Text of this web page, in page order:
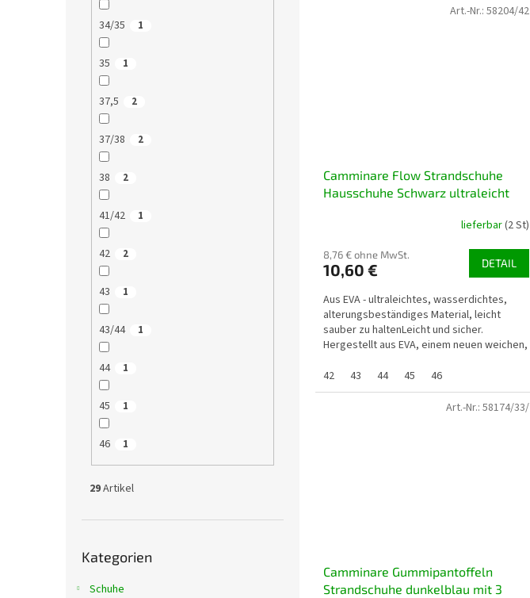
34/35 1
35 1
37,5 2
37/38 2
38 2
41/42 1
42 2
43 1
43/44 1
44 1
45 1
46 1
29Artikel
überspringen
Kategorien
Schuhe
Camminare Flow Strandschuhe
Hausschuhe Schwarz ultraleicht
lieferbar(2 St)
8,76 € ohne MwSt.
10,60 € DETAIL
Aus EVA - ultraleichtes, wasserdichtes,
alterungsbeständiges Material, leicht
sauber zu haltenLeicht und sicher.
Hergestellt aus EVA, einem neuen weichen,
42
43 44 45 46
Art.-Nr.: 58204/42
Camminare Gummipantoffeln
Strandschuhe dunkelblau mit 3
Art.-Nr.: 58174/33/